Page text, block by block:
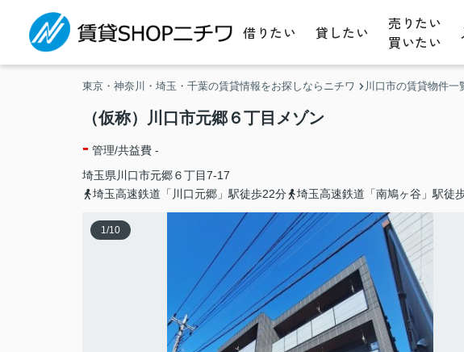
借りたい 貸したい
売りたい
買いたい
東京・神奈川・埼玉・千葉の賃貸情報をお探しならニチワ 川口市の賃貸物件一
（仮称）川口市元郷６丁目メゾン
- 管理/共益費 -
埼玉県 川口市元郷６丁目7-17
埼玉高速鉄道「川口元郷」駅徒歩22分
埼玉高速鉄道「南鳩ヶ谷」駅徒
1/10